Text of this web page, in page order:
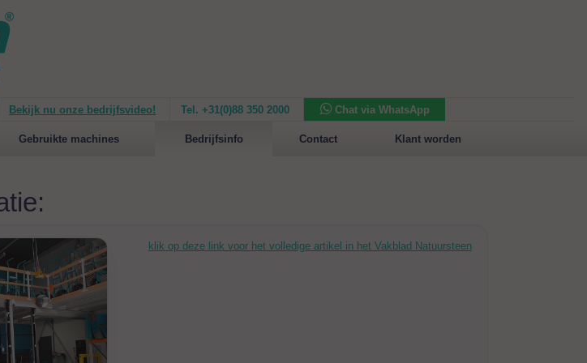
Bekijk nu onze bedrijfsvideo! Tel. +31(0)88 350 2000
Chat via WhatsApp
op de website: selecteer nu op merken! Nieuw in het assortiment: Sansone Collection
Gebruikte machines Bedrijfsinfo Contact Klant worden
klik op deze link voor het volledige artikel in het Vakblad Natuursteen